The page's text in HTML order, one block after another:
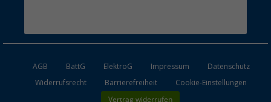
AGB BattG ElektroG Impressum
Datenschutz
Widerrufsrecht
Barrierefreiheit Cookie-Einstellungen
Vertrag widerrufen